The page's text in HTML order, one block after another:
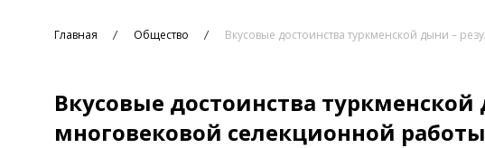
Сотрудничество
Главная Общество Вкусовые достоинства туркменской дыни –
Вкусовые достоинства туркменской
многовековой селекционной работы